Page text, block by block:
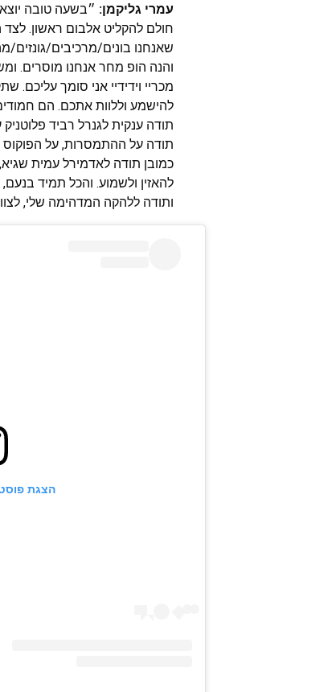
עמרי גליקמן: ״בשעה טובה
חולם להקליט אלבום ראשון.
שאנחנו בונים/מרכיבים/
והנה הופ מחר אנחנו מוסרים.
מכריי וידידיי אני סומך
להישמע וללוות אתכם. הם
תודה ענקית לגנרל רביד
תודה על ההתמסרות, על
כמובן תודה לאדמירל עמית
להאזין ולשמוע. והכל תמיד
ותודה ללהקה המדהימה שלי,
הצגת